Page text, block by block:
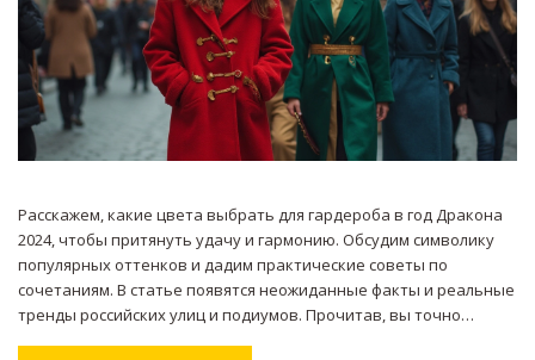
Расскажем, какие цвета выбрать для гардероба в год Дракона
2024, чтобы притянуть удачу и гармонию. Обсудим символику
популярных оттенков и дадим практические советы по
сочетаниям. В статье появятся неожиданные факты и реальные
тренды российских улиц и подиумов. Прочитав, вы точно